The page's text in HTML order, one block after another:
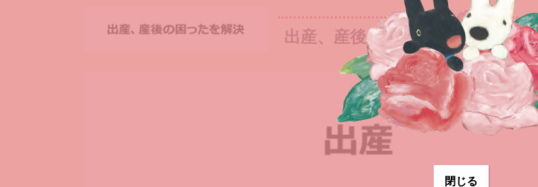
出産、産後の困ったを解決
閉じる